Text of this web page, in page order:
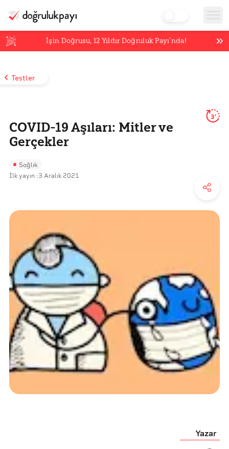
İşin Doğrusu,12 Yıldır Doğruluk Payı’nda!
Testler
COVID-19 Aşıları: Mitler ve
Gerçekler
3'
Sağlık
İlk yayın :3 Aralık 2021
Yazar